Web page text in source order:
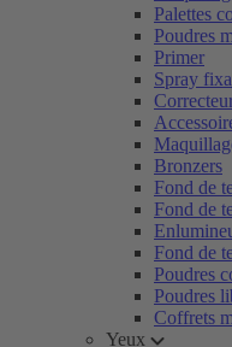
Palettes
Poudres
Primer
Spray
Bronzers
Fond de
Fond de
Fond de
Poudres
Poudres
Coffrets
Yeux